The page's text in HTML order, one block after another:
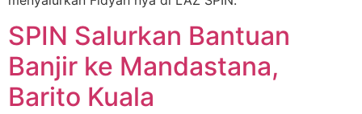
SPIN Salurkan Bantuan
Banjir ke Mandastana,
Barito Kuala